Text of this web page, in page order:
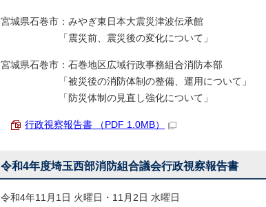
宮城県石巻市：みやぎ東日本大震災津波伝承館
「震災前、震災後の変化について」
宮城県石巻市：石巻地区広域行政事務組合消防本部
「被災後の消防体制の整備、運用について」
「防災体制の見直し強化について」
行政視察報告書 （PDF 1.0MB）
令和4年度埼玉西部消防組合議会行政視察報告書
令和4年11月1日 火曜日・11月2日 水曜日